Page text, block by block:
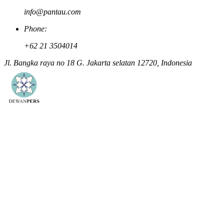
info@pantau.com
Phone:
+62 21 3504014
Jl. Bangka raya no 18 G. Jakarta selatan 12720, Indonesia